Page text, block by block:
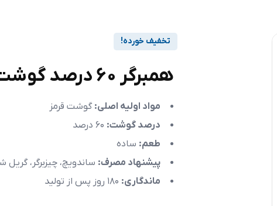
تخفیف خورده!
همبرگر 60 درصد گوشت قرمز آندره وزن 500 گرم
مواد اولیه اصلی: گوشت قرمز
درصد گوشت:
طعم: ساده
پیشنهاد مصرف: ساندویچ، چیزبرگر،
ماندگاری: